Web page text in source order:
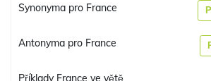
Synonyma pro France
Antonyma pro France
Příklady France ve větě